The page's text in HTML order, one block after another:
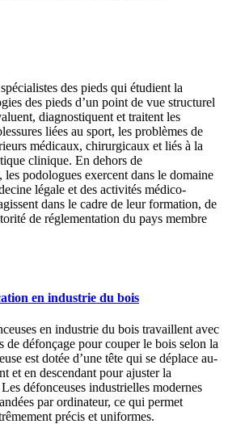
des pieds qui étudient la
des pieds d’un point de vue structurel
diagnostiquent et traitent les
liées au sport, les problèmes de
médicaux, chirurgicaux et liés à la
clinique. En dehors de
podologues exercent dans le domaine
légale et des activités médico-
dans le cadre de leur formation, de
de réglementation du pays membre
en industrie du bois
en industrie du bois travaillent avec
de défonçage pour couper le bois selon la
est dotée d’une tête qui se déplace au-
et en descendant pour ajuster la
défonceuses industrielles modernes
par ordinateur, ce qui permet
précis et uniformes.